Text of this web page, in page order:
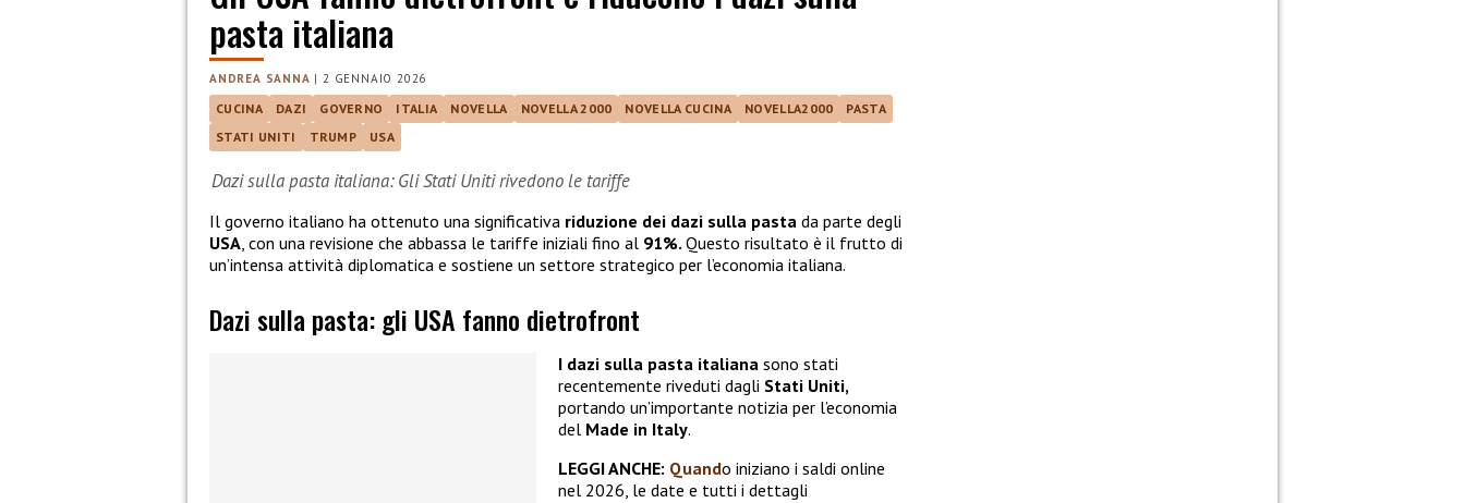
pasta italiana
ANDREA SANNA |2 GENNAIO 2026
CUCINA DAZI GOVERNO ITALIA NOVELLA NOVELLA 2000 NOVELLA CUCINA NOVELLA2000
PASTA
STATI UNITI
TRUMP USA
Dazi sulla pasta italiana: Gli Stati Uniti rivedono le tariffe
Il governo italiano ha ottenuto una significativa riduzione dei dazi sulla pasta da parte degli
USA , con una revisione che abbassa le tariffe iniziali fino al 91%. Questo risultato è il frutto di
un’intensa attività diplomatica e sostiene un settore strategico per l’economia italiana.
Dazi sulla pasta: gli USA fanno dietrofront
I dazi sulla pasta italiana sono stati
recentemente riveduti dagli Stati Uniti,
portando un’importante notizia per l’economia
del Made in Italy.
LEGGI ANCHE: Quando iniziano i saldi online
nel 2026, le date e tutti i dettagli